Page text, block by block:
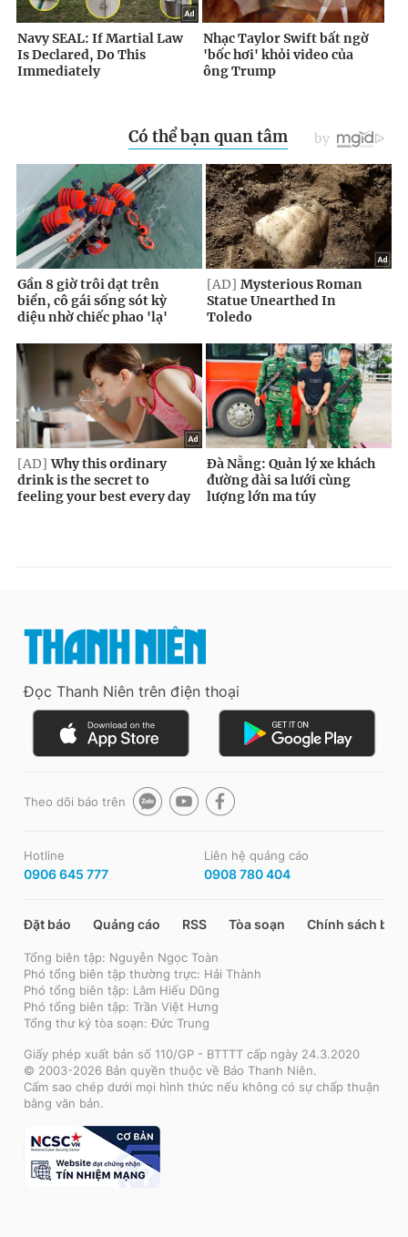
Đọc Thanh Niên trên điện thoại
Theo dõi báo trên
Hotline
0906 645 777
Liên hệ quảng cáo
0908 780 404
Đặt báo Quảng cáo RSS Tòa soạn Chính sách bảo
Tổng biên tập: Nguyễn Ngọc Toàn
Phó tổng biên tập thường trực: Hải Thành
Phó tổng biên tập: Lâm Hiếu Dũng
Phó tổng biên tập: Trần Việt Hưng
Tổng thư ký tòa soạn: Đức Trung
Giấy phép xuất bản số 110/GP - BTTTT cấp ngày 24.3.2020
© 2003-2026 Bản quyền thuộc về Báo Thanh Niên.
Cấm sao chép dưới mọi hình thức nếu không có sự chấp thuận
bằng văn bản.